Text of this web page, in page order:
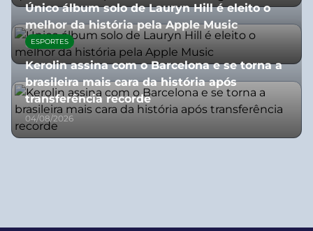
Único álbum solo de Lauryn Hill é eleito o
melhor da história pela Apple Music
06/08/2026
ESPORTES
Kerolin assina com o Barcelona e se torna a
brasileira mais cara da história após
transferência recorde
04/08/2026